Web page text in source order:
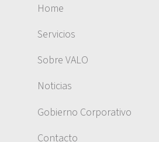
Home
Servicios
Sobre VALO
Noticias
Gobierno Corporativo
Contacto